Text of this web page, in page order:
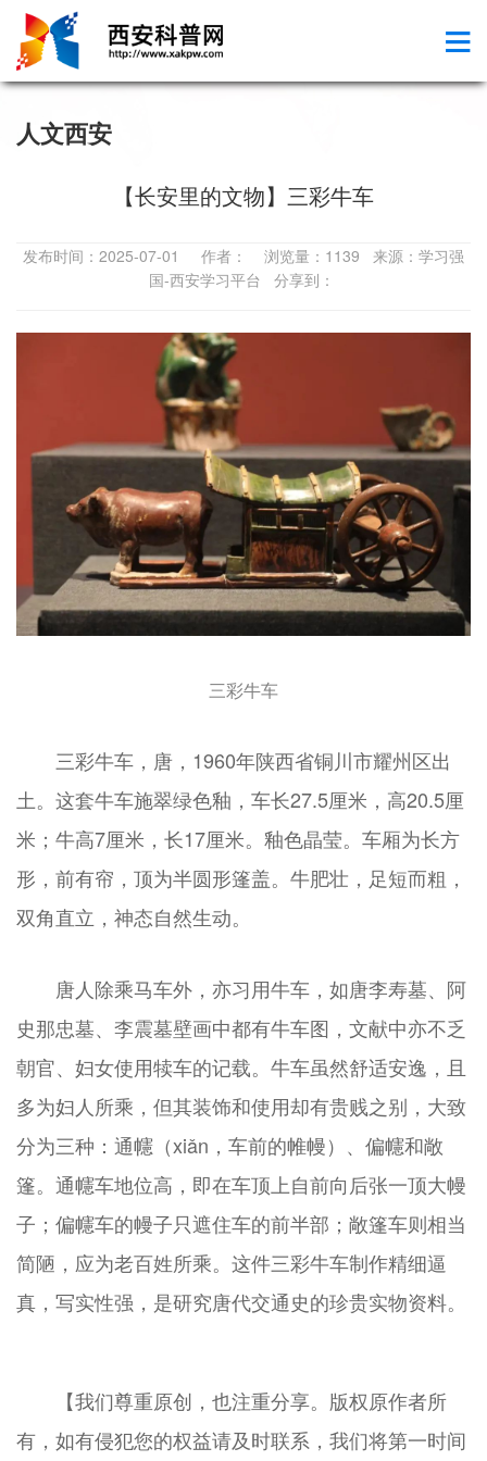
人文西安
【长安里的文物】三彩牛车
发布时间：2025-07-01 作者： 浏览量：1139 来源：学习强
国-西安学习平台 分享到：
三彩牛车
三彩牛车，唐，1960年陕西省铜川市耀州区出
土。这套牛车施翠绿色釉，车长27.5厘米，高20.5厘
米；牛高7厘米，长17厘米。釉色晶莹。车厢为长方
形，前有帘，顶为半圆形篷盖。牛肥壮，足短而粗，
双角直立，神态自然生动。
唐人除乘马车外，亦习用牛车，如唐李寿墓、阿
史那忠墓、李震墓壁画中都有牛车图，文献中亦不乏
朝官、妇女使用犊车的记载。牛车虽然舒适安逸，且
多为妇人所乘，但其装饰和使用却有贵贱之别，大致
分为三种：通幰（xiǎn，车前的帷幔）、偏幰和敞
篷。通幰车地位高，即在车顶上自前向后张一顶大幔
子；偏幰车的幔子只遮住车的前半部；敞篷车则相当
简陋，应为老百姓所乘。这件三彩牛车制作精细逼
真，写实性强，是研究唐代交通史的珍贵实物资料。
【我们尊重原创，也注重分享。版权原作者所
有，如有侵犯您的权益请及时联系，我们将第一时间